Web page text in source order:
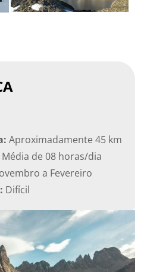
Aproximadamente 45 km
Média de 08 horas/dia
a Fevereiro
Difícil